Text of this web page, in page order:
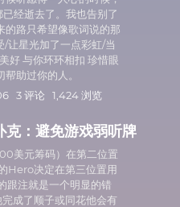
经逝去了。我也告别了
的路只希望像歌词说的那
/让星光加了一点彩虹/当
好 与你环环相扣 珍惜眼
助过你的人。
3 评论 1,424 浏览
：避免游戏弱听牌
美元筹码）在第二位置
Hero决定在第三位置用
跟注就是一个明显的错
成了顺子或同花他会有